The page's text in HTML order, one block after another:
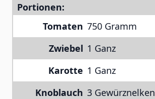
Portionen:
Tomaten 750 Gramm
Zwiebel 1 Ganz
Karotte 1 Ganz
Knoblauch 3 Gewürznelken